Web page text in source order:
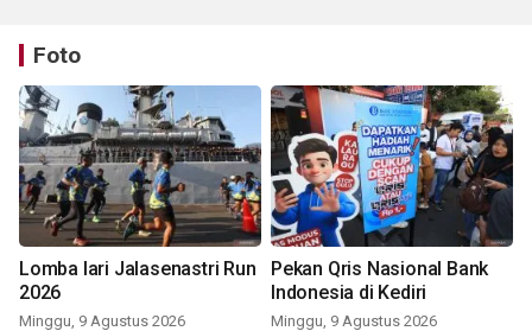
Foto
Lomba lari Jalasenastri Run
2026
Minggu, 9 Agustus 2026
Pekan Qris Nasional Bank
Indonesia di Kediri
Minggu, 9 Agustus 2026